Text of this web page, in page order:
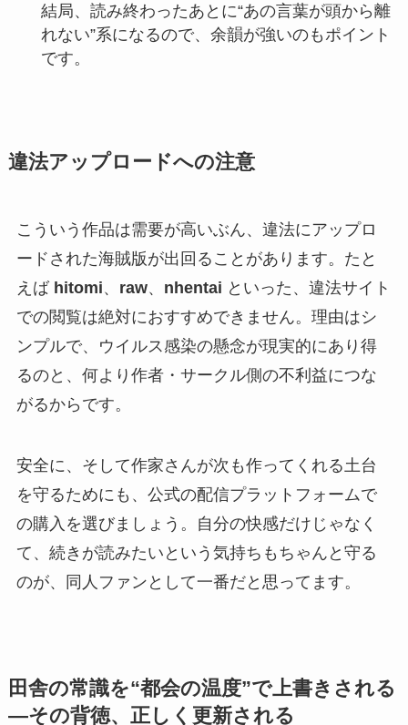
結局、読み終わったあとに“あの言葉が頭から離
れない”系になるので、余韻が強いのもポイント
です。
違法アップロードへの注意
こういう作品は需要が高いぶん、違法にアップロ
ードされた海賊版が出回ることがあります。たと
えば hitomi、 raw、 nhentai といった、違法サイト
での閲覧は絶対におすすめできません。理由はシ
ンプルで、ウイルス感染の懸念が現実的にあり得
るのと、何より作者・サークル側の不利益につな
がるからです。
安全に、そして作家さんが次も作ってくれる土台
を守るためにも、公式の配信プラットフォームで
の購入を選びましょう。自分の快感だけじゃなく
て、続きが読みたいという気持ちもちゃんと守る
のが、同人ファンとして一番だと思ってます。
田舎の常識を“都会の温度”で上書きされる
—その背徳、正しく更新される